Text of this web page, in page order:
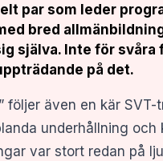
par som leder
bred
själva. Inte för svåra
på det.
följer även en kär
underhållning och
var stort redan på